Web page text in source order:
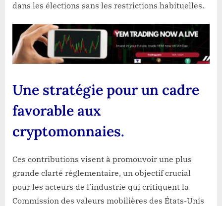
dans les élections sans les restrictions habituelles.
Une stratégie pour un cadre
favorable aux
cryptomonnaies.
Ces contributions visent à promouvoir une plus
grande clarté réglementaire, un objectif crucial
pour les acteurs de l’industrie qui critiquent la
Commission des valeurs mobilières des États-Unis